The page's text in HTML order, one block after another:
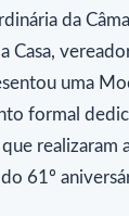
da
Casa,
uma
formal
realizaram
61º